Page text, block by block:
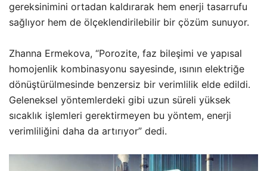
gereksinimini ortadan kaldırarak hem enerji tasarrufu
sağlıyor hem de ölçeklendirilebilir bir çözüm sunuyor.
Zhanna Ermekova, “Porozite, faz bileşimi ve yapısal
homojenlik kombinasyonu sayesinde, ısının elektriğe
dönüştürülmesinde benzersiz bir verimlilik elde edildi.
Geleneksel yöntemlerdeki gibi uzun süreli yüksek
sıcaklık işlemleri gerektirmeyen bu yöntem, enerji
verimliliğini daha da artırıyor” dedi.